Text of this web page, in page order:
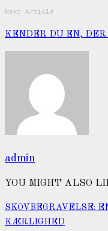
Next Article
KENDER DU EN,
admin
YOU MIGHT ALSO
SKOVBEGRAVELSE:
KÆRLIGHED